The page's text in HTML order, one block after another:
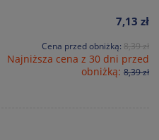
7,13 zł
Cena przed obniżką: 8,39 zł
Najniższa cena z 30 dni przed
obniżką: 8,39 zł